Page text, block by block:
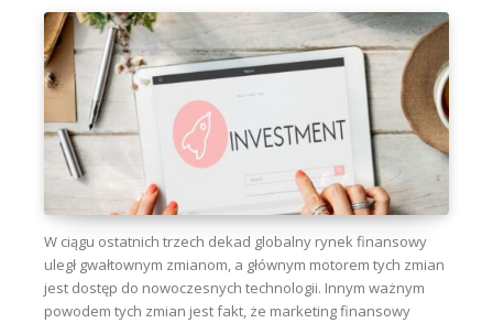
W ciągu ostatnich trzech dekad globalny rynek finansowy
uległ gwałtownym zmianom, a głównym motorem tych zmian
jest dostęp do nowoczesnych technologii. Innym ważnym
powodem tych zmian jest fakt, że marketing finansowy